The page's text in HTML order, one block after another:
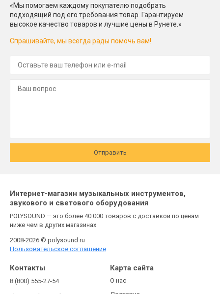
«Мы помогаем каждому покупателю подобрать
подходящий под его требования товар. Гарантируем
высокое качество товаров и лучшие цены в Рунете.»
Спрашивайте, мы всегда рады помочь вам!
Отправить
Интернет-магазин музыкальных инструментов,
звукового и светового оборудования
POLYSOUND — это более 40 000 товаров с доставкой по ценам
ниже чем в других магазинах
2008-2026 © polysound.ru
Пользовательское соглашение
Контакты
8 (800) 555-27-54
Карта сайта
О нас